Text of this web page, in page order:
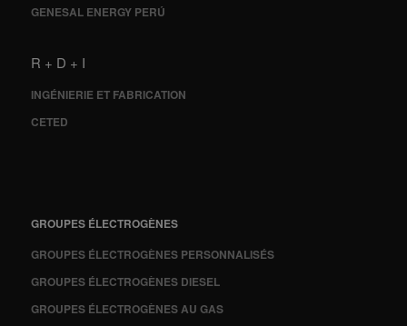
GENESAL ENERGY PERÚ
R + D + I
INGÉNIERIE ET FABRICATION
CETED
GROUPES ÉLECTROGÈNES
GROUPES ÉLECTROGÈNES PERSONNALISÉS
GROUPES ÉLECTROGÈNES DIESEL
GROUPES ÉLECTROGÈNES AU GAS